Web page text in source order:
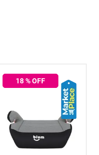
18% OFF